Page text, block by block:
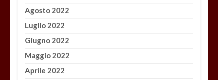
Agosto 2022
Luglio 2022
Giugno 2022
Maggio 2022
Aprile 2022